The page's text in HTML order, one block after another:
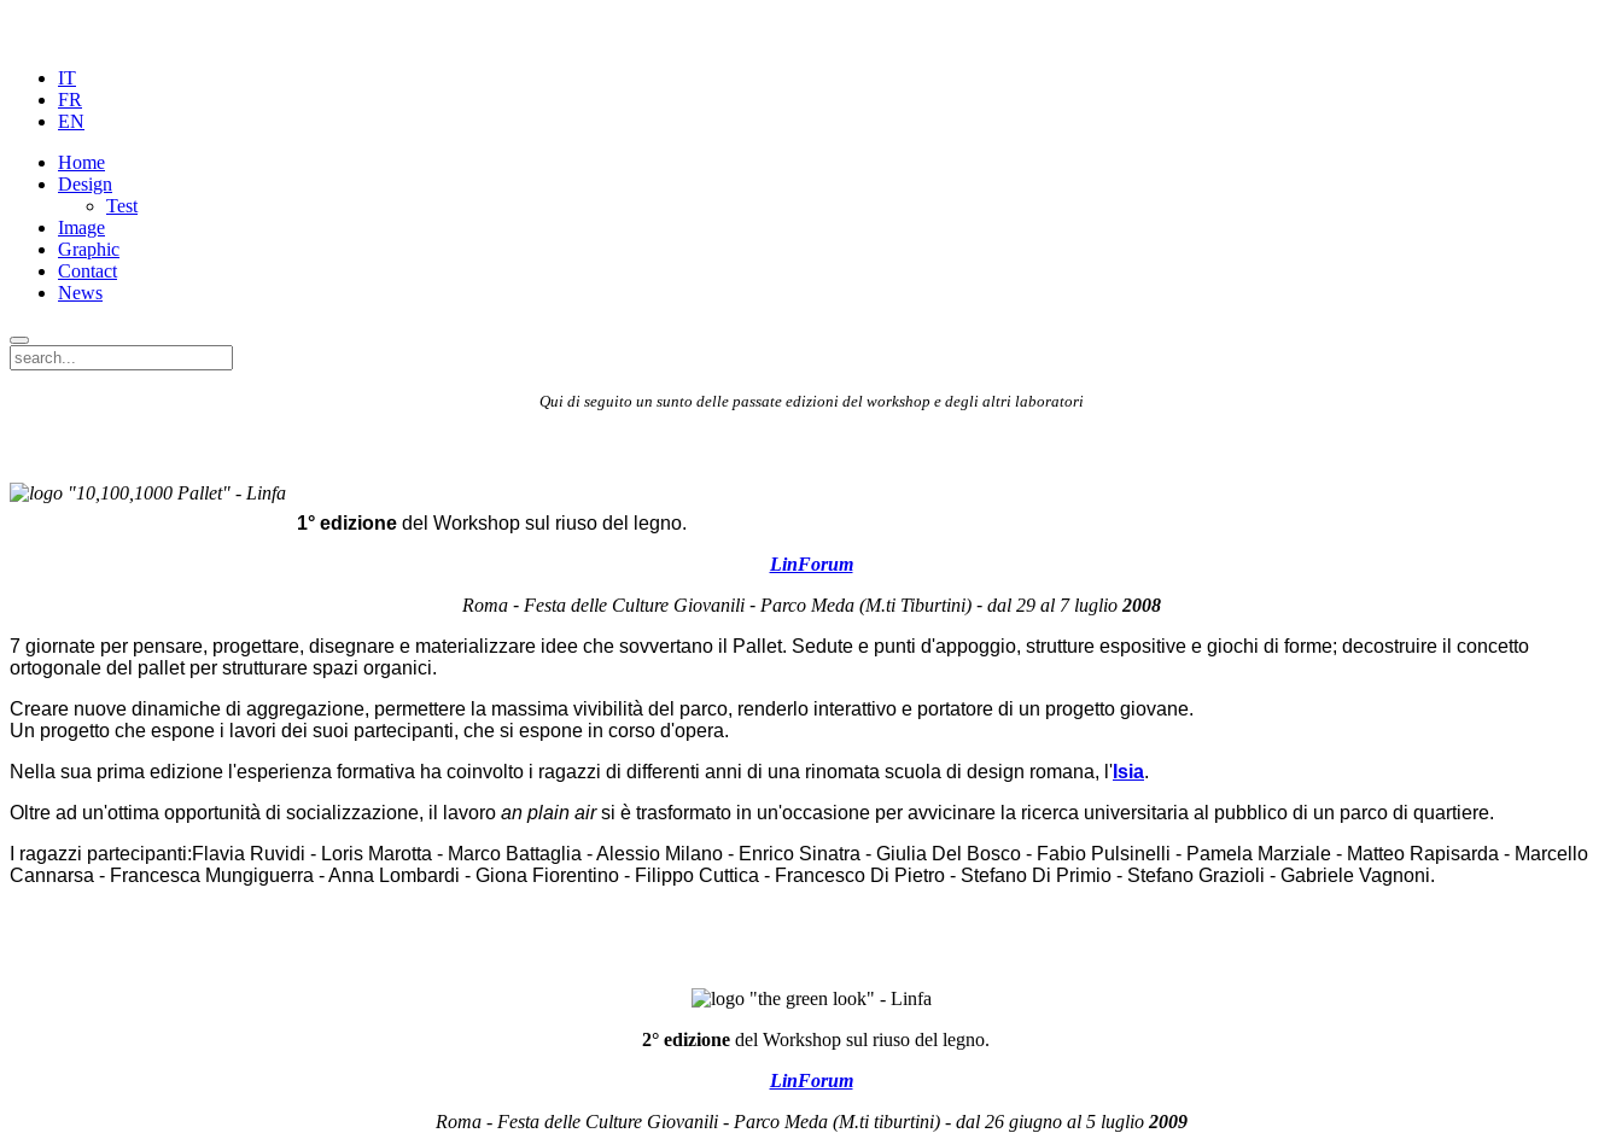
IT
FR
EN
Home
Design
Test
Image
Graphic
Contact
News
Qui di seguito un sunto delle passate edizioni del workshop e degli altri laboratori
1° edizione del Workshop sul riuso del legno.
LinForum
Roma- Festa delle Culture Giovanili- Parco Meda (M.ti Tiburtini)- dal 29 al 7 luglio 2008
7 giornate per pensare, progettare, disegnare e materializzare idee che sovvertano il Pallet. Sedute e punti d'appoggio, strutture espositive e giochi di forme; decostruire il concetto
ortogonale del pallet per strutturare spazi organici.
Creare nuove dinamiche di aggregazione, permettere la massima vivibilità del parco, renderlo interattivo e portatore di un progetto giovane.
Un progetto che espone i lavori dei suoi partecipanti, che si espone in corso d'opera.
Nella sua prima edizione l'esperienza formativa ha coinvolto i ragazzi di differenti anni di una rinomata scuola di design romana, l' Isia.
Oltre ad un'ottima opportunità di socializzazione, il lavoro an plain airsi è trasformato in un'occasione per avvicinare la ricerca universitaria al pubblico di un parco di quartiere.
I ragazzi partecipanti:Flavia Ruvidi - Loris Marotta - Marco Battaglia - Alessio Milano - Enrico Sinatra - Giulia Del Bosco - Fabio Pulsinelli - Pamela Marziale - Matteo Rapisarda - Marcello
Cannarsa - Francesca Mungiguerra - Anna Lombardi - Giona Fiorentino - Filippo Cuttica - Francesco Di Pietro - Stefano Di Primio - Stefano Grazioli - Gabriele Vagnoni.
2° edizione del Workshop sul riuso del legno.
LinForum
Roma - Festa delle Culture Giovanili - Parco Meda (M.ti tiburtini) - dal 26 giugno al 5 luglio 2009